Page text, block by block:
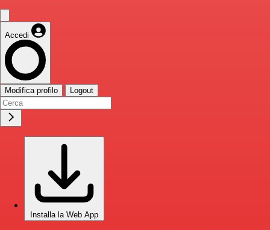
Accedi
Modifica profilo Logout
Installa la Web App